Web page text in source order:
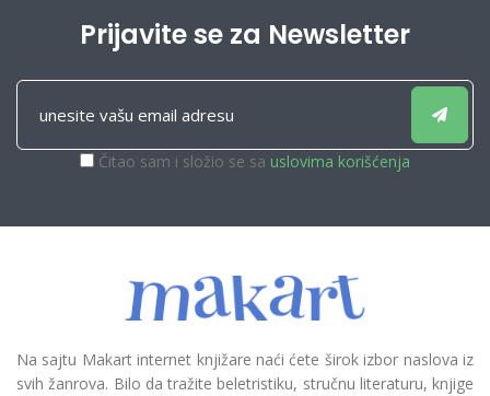
Prijavite se za Newsletter
Čitao sam i složio se sa uslovima korišćenja
Na sajtu Makart internet knjižare naći ćete širok izbor naslova iz
svih žanrova. Bilo da tražite beletristiku, stručnu literaturu, knjige